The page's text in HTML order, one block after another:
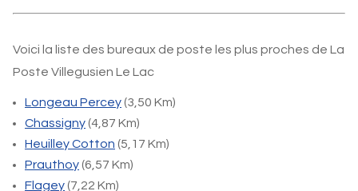
Voici la liste des bureaux de poste les plus proches de La
Poste Villegusien Le Lac
Longeau Percey(3,50 Km)
Chassigny(4,87 Km)
Heuilley Cotton (5,17 Km)
Prauthoy(6,57 Km)
Flagey(7,22 Km)